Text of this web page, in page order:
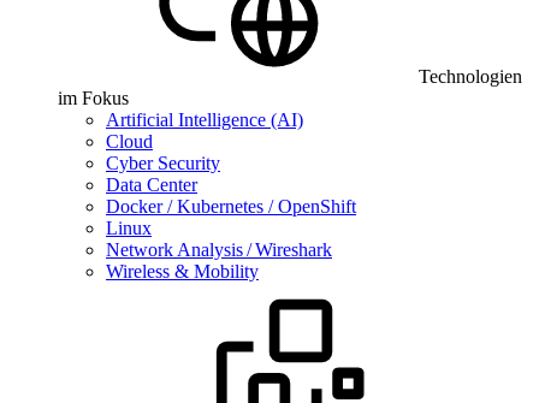
Technologien
im Fokus
Artificial Intelligence (AI)
Cloud
Cyber Security
Data Center
Docker / Kubernetes / OpenShift
Linux
Network Analysis / Wireshark
Wireless & Mobility